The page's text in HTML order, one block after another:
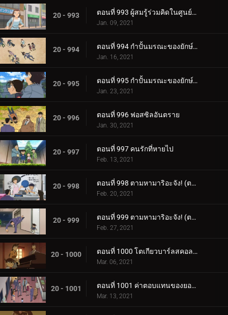
20 - 993 ตอนที่ 993 ผู้สมรู้ร่วมคิดในศูนย์อาหาร
Jan. 09, 2021
20 - 994 ตอนที่ 994 กำปั้นมรณะของยักษ์ทารอส (ตอนแรก)
Jan. 16, 2021
20 - 995 ตอนที่ 995 กำปั้นมรณะของยักษ์ทารอส (ตอนจบ)
Jan. 23, 2021
20 - 996 ตอนที่ 996 ฟอสซิลอันตราย
Jan. 30, 2021
20 - 997 ตอนที่ 997 คนรักที่หายไป
Feb. 13, 2021
20 - 998 ตอนที่ 998 ตามหามาริอะจัง! (ตอนแรก)
Feb. 20, 2021
20 - 999 ตอนที่ 999 ตามหามาริอะจัง! (ตอนจบ)
Feb. 27, 2021
20 - 1000 ตอนที่ 1000 โตเกียวบาร์ลสคอลเลกชัน
Mar. 06, 2021
20 - 1001 ตอนที่ 1001 ค่าตอบแทนของยอดไลก์ (ตอนแรก)" The Price of "Like
Mar. 13, 2021